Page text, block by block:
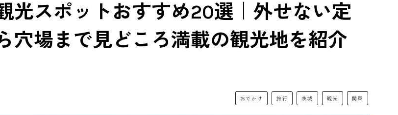
光スポットおすすめ20選｜外せない定
穴場まで見どころ満載の観光地を紹介
おでかけ 旅行 茨城 観光 関東